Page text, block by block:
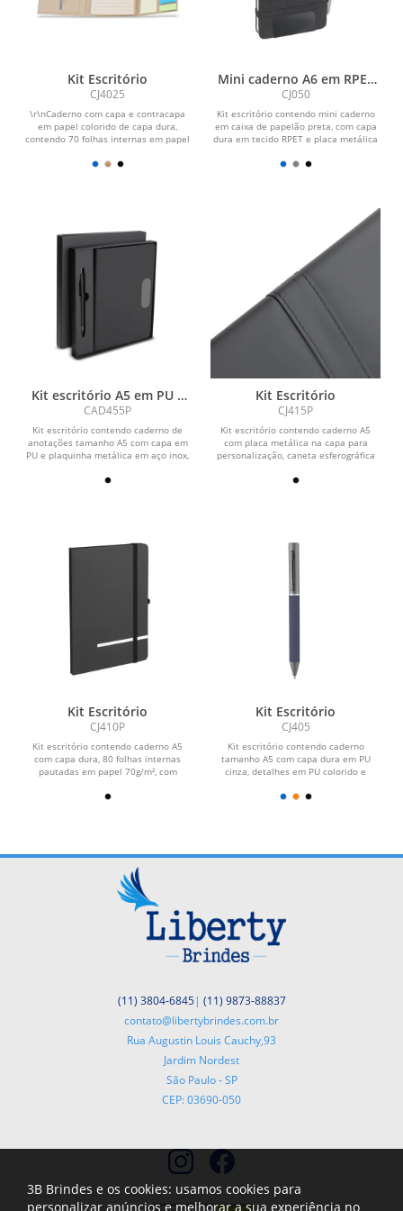
Kit Escritório
CJ4025
\r\nCaderno com capa e contracapa
em papel colorido de capa dura,
contendo 70 folhas internas em papel
Mini caderno A6 em RPET
com caneta
CJ050
Kit escritório contendo mini caderno
em caixa de papelão preta, com capa
dura em tecido RPET e placa metálica
Kit escritório A5 em PU e
Caneta Metalica
CAD455P
Kit escritório contendo caderno de
anotações tamanho A5 com capa em
PU e plaquinha metálica em aço inox,
Kit Escritório
CJ415P
Kit escritório contendo caderno A5
com placa metálica na capa para
personalização, caneta esferográfica
Kit Escritório
CJ410P
Kit escritório contendo caderno A5
com capa dura, 80 folhas internas
pautadas em papel 70g/m², com
Kit Escritório
CJ405
Kit escritório contendo caderno
tamanho A5 com capa dura em PU
cinza, detalhes em PU colorido e
(11) 3804-6845| (11) 9873-88837
contato@libertybrindes.com.br
Rua Augustin Louis Cauchy,93
Jardim Nordest
São Paulo - SP
CEP: 03690-050
3B Brindes e os cookies: usamos cookies para
personalizar anúncios e melhorar a sua experiência no